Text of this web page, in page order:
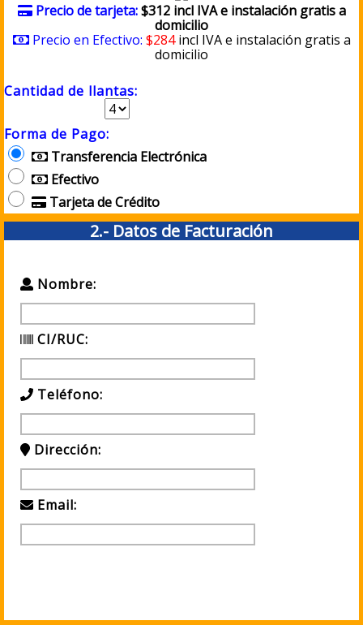
Precio de tarjeta:$312 incl IVA e instalación gratis a
domicilio
Precio en Efectivo: $284incl IVA e instalación gratis a
domicilio
Cantidad de llantas:
Forma de Pago:
Transferencia Electrónica
Efectivo
Tarjeta de Crédito
2.- Datos de Facturación
Nombre:
CI/RUC:
Teléfono:
Dirección:
Email: